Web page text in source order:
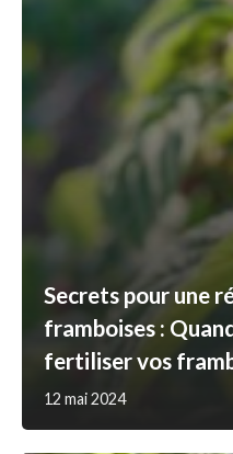
Secrets pour une
framboises :
fertiliser vos
12 mai 2024